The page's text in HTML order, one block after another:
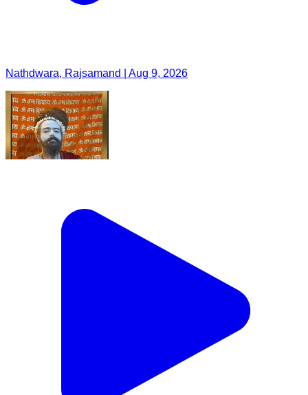
Nathdwara, Rajsamand | Aug 9, 2026